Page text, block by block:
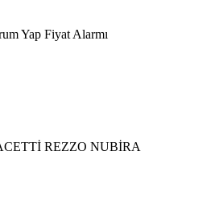
Yap Fiyat Alarmı
REZZO NUBİRA